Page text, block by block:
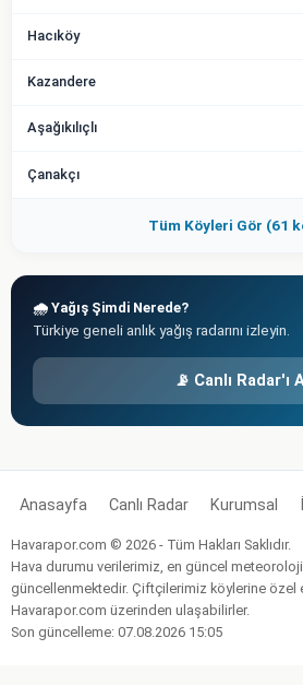
Hacıköy
Kazandere
Aşağıkılıçlı
Çanakçı
Tüm Köyleri Gör (61
🌧️ Yağış Şimdi Nerede?
Türkiye geneli anlık yağış radarını izleyin.
📡 Canlı Radar'ı
Anasayfa Canlı Radar Kurumsal
Havarapor.com © 2026 - Tüm Hakları Saklıdır.
Hava durumu verilerimiz, en güncel
güncellenmektedir. Çiftçilerimiz köylerine özel
Havarapor.com üzerinden ulaşabilirler.
Son güncelleme: 07.08.2026 15:05